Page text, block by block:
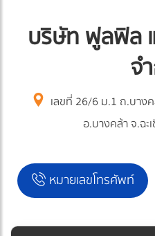
บริษัท ฟูลฟิล
จ
เลขที่ 26/6 ม.1 ถ.บาง
อ.บางคล้า จ.ฉะ
หมายเลขโทรศัพท์